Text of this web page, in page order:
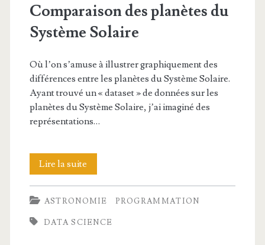
Comparaison des planètes du
Système Solaire
Où l’on s’amuse à illustrer graphiquement des
différences entre les planètes du Système Solaire.
Ayant trouvé un « dataset » de données sur les
planètes du Système Solaire, j’ai imaginé des
représentations…
Lire la suite
des
planètes
du
ASTRONOMIE PROGRAMMATION
DATA SCIENCE